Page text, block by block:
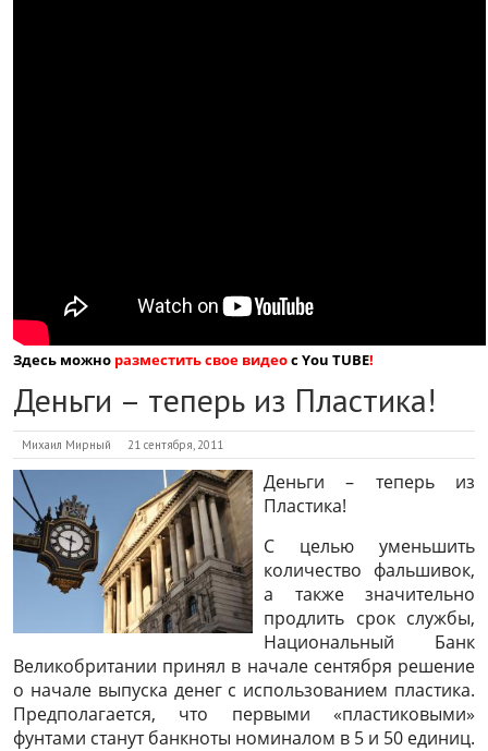
Здесь можно разместить свое видеос You TUBE!
Деньги – теперь из Пластика!
Михаил Мирный 21 сентября, 2011
Деньги – теперь из
Пластика!
С целью уменьшить
количество фальшивок,
а также значительно
продлить срок службы,
Национальный Банк
Великобритании принял в начале сентября решение
о начале выпуска денег с использованием пластика.
Предполагается, что первыми «пластиковыми»
фунтами станут банкноты номиналом в 5 и 50 единиц.